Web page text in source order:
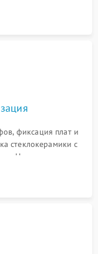
поврежденной
фиксация плат и
стеклокерамики с
Нанесение
уплотнительной